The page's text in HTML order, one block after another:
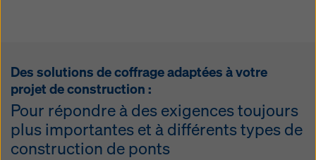
Des solutions de coffrage adaptées à votre
projet de construction :
Pour répondre à des exigences toujours
plus importantes et à différents types de
construction de ponts